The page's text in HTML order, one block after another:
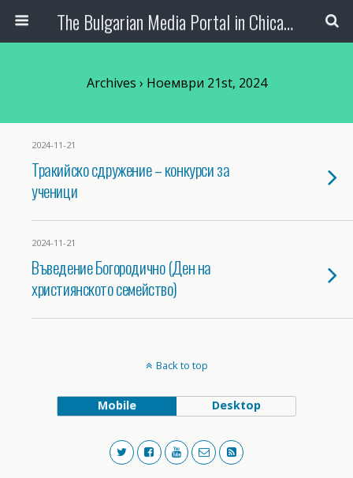
The Bulgarian Media Portal in Chicago
Archives › Ноември 21st, 2024
2024-11-21
Тракийско сдружение – конкурси за
ученици
2024-11-21
Въведение Богородично (Ден на
християнското семейство)
Back to top
Mobile Desktop